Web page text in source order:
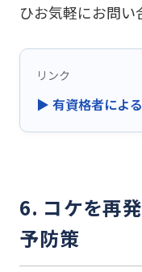
ひお気軽にお問い
リンク
▶ 有資格者によ
6. コケを再
予防策